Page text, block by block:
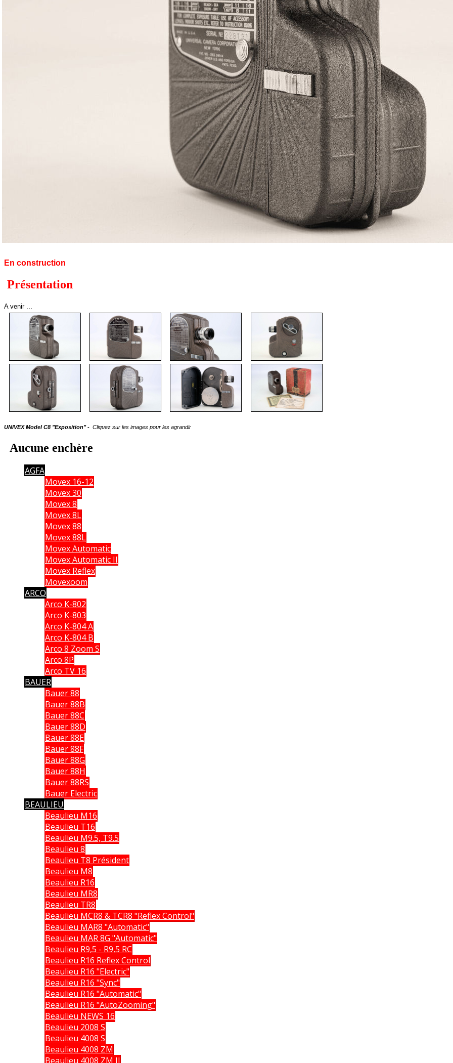
En construction
Présentation
A venir ...
UNIVEX Model C8 "Exposition" - Cliquez sur les images pour les agrandir
Aucune enchère
AGFA
Movex 16-12
Movex 30
Movex 8
Movex 8L
Movex 88
Movex 88L
Movex Automatic
Movex Automatic II
Movex Reflex
Movexoom
ARCO
Arco K-802
Arco K-803
Arco K-804 A
Arco K-804 B
Arco 8 Zoom S
Arco 8P
Arco TV 16
BAUER
Bauer 88
Bauer 88B
Bauer 88C
Bauer 88D
Bauer 88E
Bauer 88F
Bauer 88G
Bauer 88H
Bauer 88RS
Bauer Electric
BEAULIEU
Beaulieu M16
Beaulieu T16
Beaulieu M9.5, T9.5
Beaulieu 8
Beaulieu T8 Président
Beaulieu M8
Beaulieu R16
Beaulieu MR8
Beaulieu TR8
Beaulieu MCR8 & TCR8 "Reflex Control"
Beaulieu MAR8 "Automatic"
Beaulieu MAR 8G "Automatic"
Beaulieu R9,5 - R9,5 RC
Beaulieu R16 Reflex Control
Beaulieu R16 "Electric"
Beaulieu R16 "Sync"
Beaulieu R16 "Automatic"
Beaulieu R16 "AutoZooming"
Beaulieu NEWS 16
Beaulieu 2008 S
Beaulieu 4008 S
Beaulieu 4008 ZM
Beaulieu 4008 ZM II